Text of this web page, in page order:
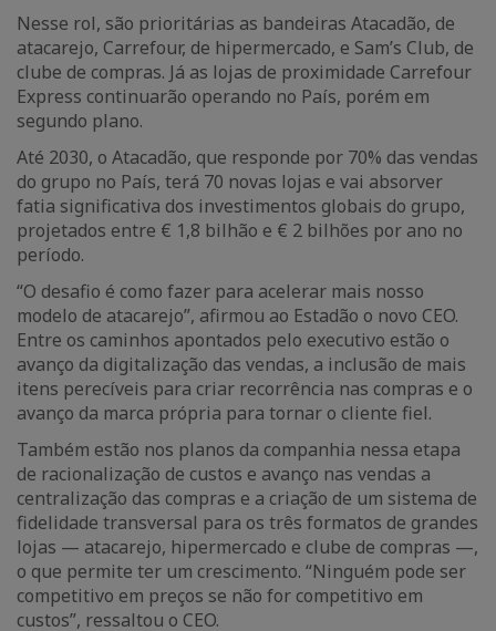
Nesse rol, são prioritárias as bandeiras Atacadão, de
atacarejo, Carrefour, de hipermercado, e Sam’s Club, de
clube de compras. Já as lojas de proximidade Carrefour
Express continuarão operando no País, porém em
segundo plano.
Até 2030, o Atacadão, que responde por 70% das vendas
do grupo no País, terá 70 novas lojas e vai absorver
fatia significativa dos investimentos globais do grupo,
projetados entre € 1,8 bilhão e € 2 bilhões por ano no
período.
“O desafio é como fazer para acelerar mais nosso
modelo de atacarejo”, afirmou ao Estadão o novo CEO.
Entre os caminhos apontados pelo executivo estão o
avanço da digitalização das vendas, a inclusão de mais
itens perecíveis para criar recorrência nas compras e o
avanço da marca própria para tornar o cliente fiel.
Também estão nos planos da companhia nessa etapa
de racionalização de custos e avanço nas vendas a
centralização das compras e a criação de um sistema de
fidelidade transversal para os três formatos de grandes
lojas — atacarejo, hipermercado e clube de compras —,
o que permite ter um crescimento. “Ninguém pode ser
competitivo em preços se não for competitivo em
custos”, ressaltou o CEO.